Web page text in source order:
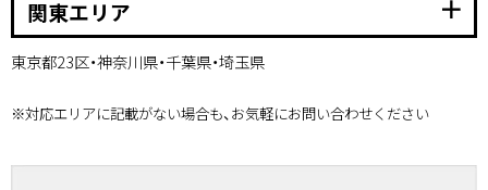
関東エリア add
東京都23区・神奈川県・千葉県・埼玉県
※対応エリアに記載がない場合も、お気軽にお問い合わせください